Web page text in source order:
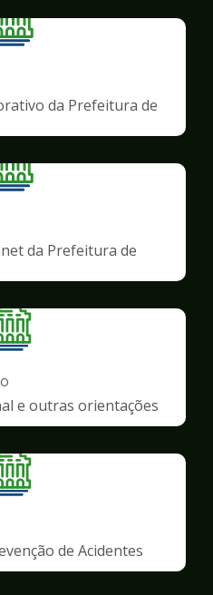
da Prefeitura de
da Prefeitura de
Ilustração
da
de
Servidor
e outras orientações
Ilustração
da
Servidor
de Acidentes